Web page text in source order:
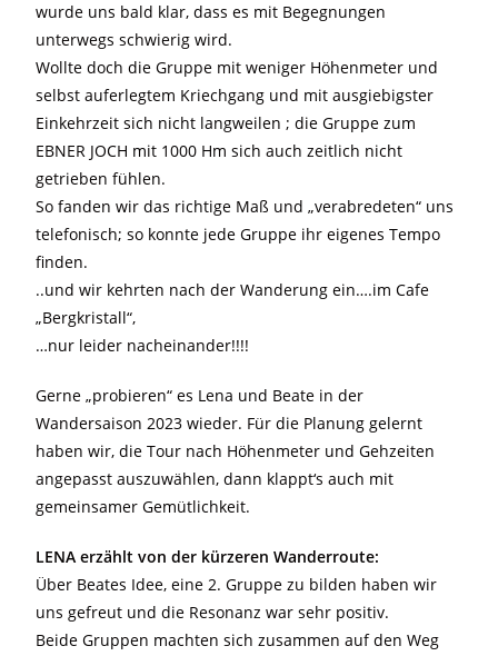
wurde uns bald klar, dass es mit Begegnungen
unterwegs schwierig wird.
Wollte doch die Gruppe mit weniger Höhenmeter und
selbst auferlegtem Kriechgang und mit ausgiebigster
Einkehrzeit sich nicht langweilen ; die Gruppe zum
EBNER JOCH mit 1000 Hm sich auch zeitlich nicht
getrieben fühlen.
So fanden wir das richtige Maß und „verabredeten“ uns
telefonisch; so konnte jede Gruppe ihr eigenes Tempo
finden.
..und wir kehrten nach der Wanderung ein….im Cafe
„Bergkristall“,
…nur leider nacheinander!!!!
Gerne „probieren“ es Lena und Beate in der
Wandersaison 2023 wieder. Für die Planung gelernt
haben wir, die Tour nach Höhenmeter und Gehzeiten
angepasst auszuwählen, dann klappt‘s auch mit
gemeinsamer Gemütlichkeit.
LENA erzählt von der kürzeren Wanderroute:
Über Beates Idee, eine 2. Gruppe zu bilden haben wir
uns gefreut und die Resonanz war sehr positiv.
Beide Gruppen machten sich zusammen auf den Weg